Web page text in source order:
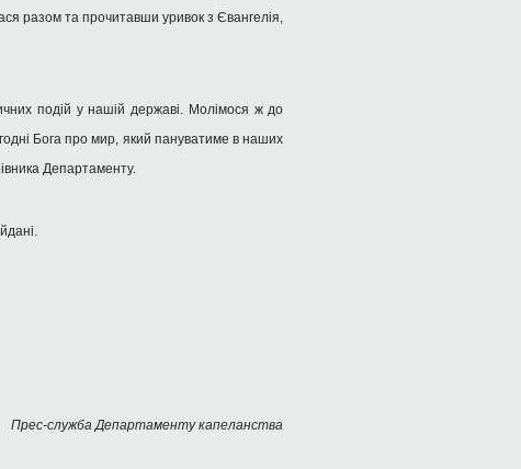
разом та прочитавши уривок з Євангелія,
подій у нашій державі. Молімося ж до
Бога про мир, який пануватиме в наших
Департаменту.
Прес-служба Департаменту капеланства